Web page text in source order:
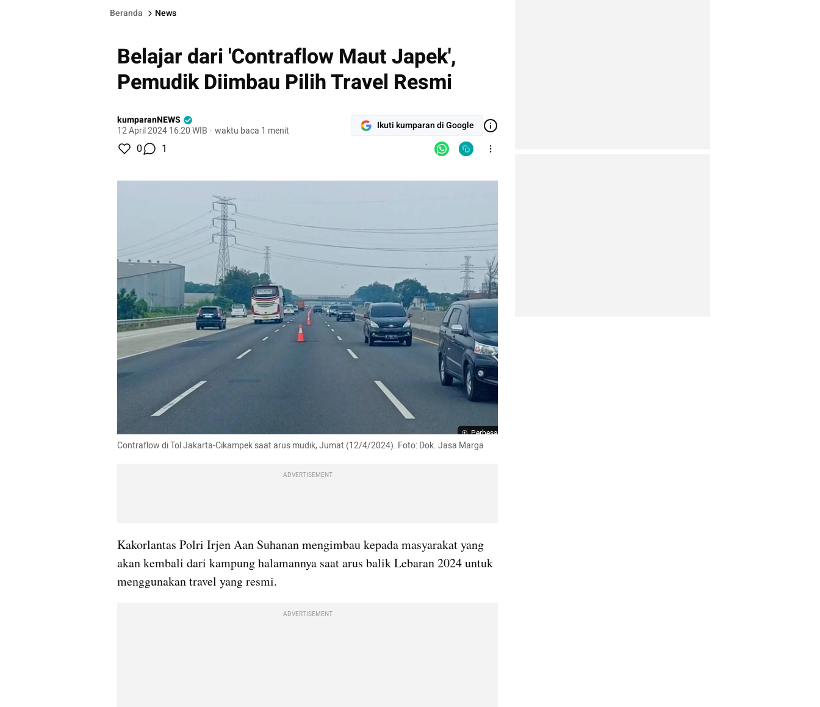
Beranda News
Belajar dari 'Contraflow Maut Japek',
Pemudik Diimbau Pilih Travel Resmi
kumparanNEWS
12 April 2024 16:20 WIB · waktu baca 1 menit Ikuti kumparan di Google
0 1
Perbesar
Contraflow di Tol Jakarta-Cikampek saat arus mudik, Jumat (12/4/2024). Foto: Dok. Jasa Marga
ADVERTISEMENT
Kakorlantas Polri Irjen Aan Suhanan mengimbau kepada masyarakat yang
akan kembali dari kampung halamannya saat arus balik Lebaran 2024 untuk
menggunakan travel yang resmi.
ADVERTISEMENT